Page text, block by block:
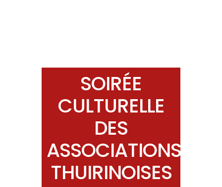
SOIRÉE
CULTURELLE
DES
ASSOCIATIONS
THUIRINOISES